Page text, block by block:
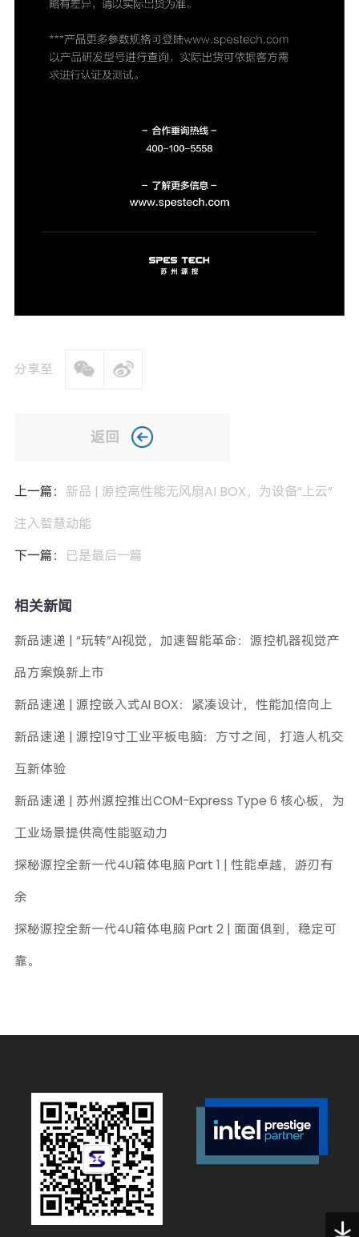
分享至
返回
上一篇： 新品 | 源控高性能无风扇AI BOX，为设备“上云”
注入智慧动能
下一篇： 已是最后一篇
相关新闻
新品速递 | “玩转”AI视觉，加速智能革命：源控机器视觉产
品方案焕新上市
新品速递 | 源控嵌入式AI BOX：紧凑设计，性能加倍向上
新品速递 | 源控19寸工业平板电脑：方寸之间，打造人机交
互新体验
新品速递 | 苏州源控推出COM-Express Type 6 核心板，为
工业场景提供高性能驱动力
探秘源控全新一代4U箱体电脑 Part 1 | 性能卓越，游刃有
余
探秘源控全新一代4U箱体电脑 Part 2 | 面面俱到，稳定可
靠。